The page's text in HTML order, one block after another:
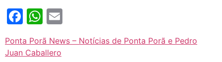
Facebook
WhatsApp
Ponta Porã News – Notícias de Ponta Porã e Pedro
Juan Caballero